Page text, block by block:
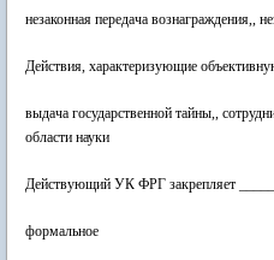
незаконная передача вознаграждения,,
Действия, характеризующие
выдача государственной тайны,,
области науки
Действующий УК ФРГ закрепляет
формальное